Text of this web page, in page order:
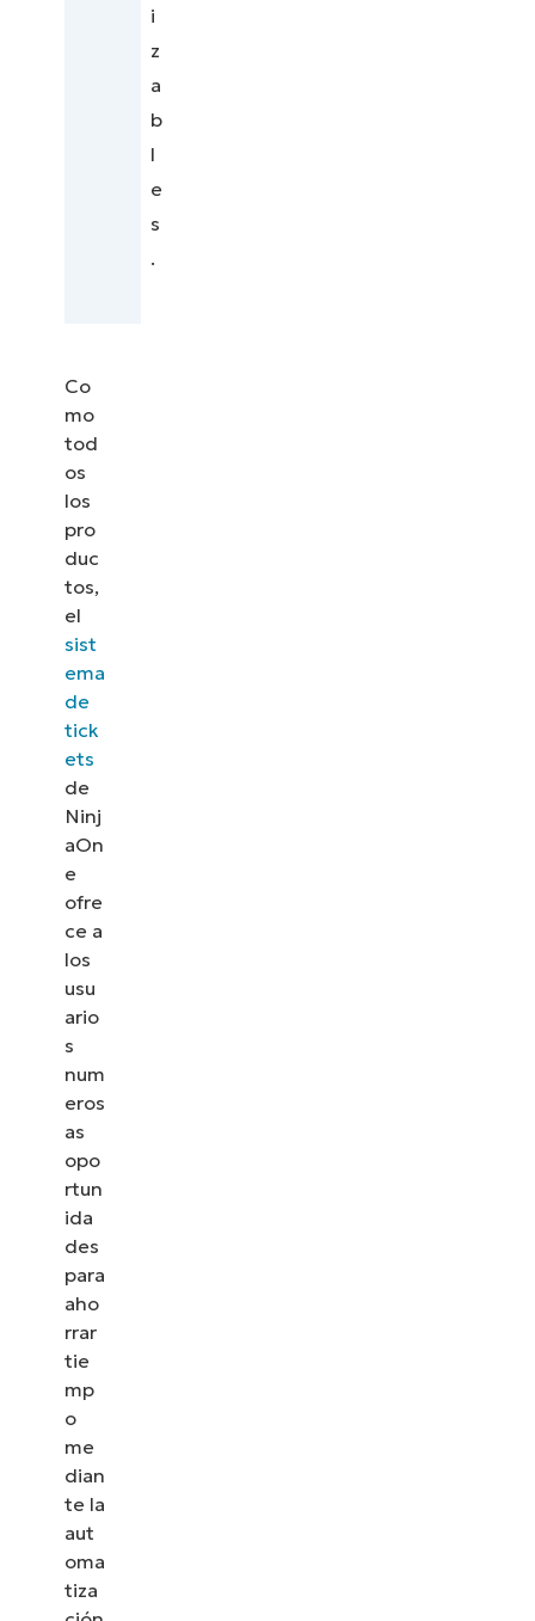
i
z
a
b
l
e
s
.
Co
mo
tod
os
los
pro
duc
tos,
el
sist
ema
de
tick
ets
de
Ninj
aOn
e
ofre
ce a
los
usu
ario
s
num
eros
as
opo
rtun
ida
des
para
aho
rrar
tie
mp
o
me
dian
te la
aut
oma
tiza